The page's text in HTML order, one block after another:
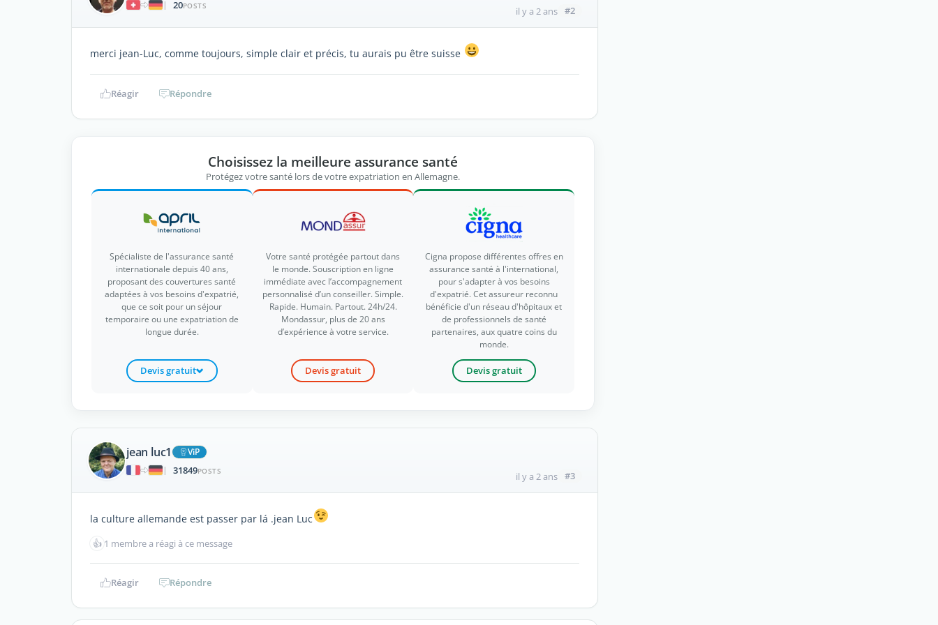
|
20POSTS il y a 2 ans #2
merci jean-Luc, comme toujours, simple clair et précis, tu aurais pu être suisse
Réagir Répondre
Choisissez la meilleure assurance santé
Protégez votre santé lors de votre expatriation en Allemagne.
Spécialiste de l'assurance santé
internationale depuis 40 ans,
proposant des couvertures santé
adaptées à vos besoins d'expatrié,
que ce soit pour un séjour
temporaire ou une expatriation de
longue durée.
Devis gratuit
Votre santé protégée partout dans
le monde. Souscription en ligne
immédiate avec l’accompagnement
personnalisé d’un conseiller. Simple.
Rapide. Humain. Partout. 24h/24.
Mondassur, plus de 20 ans
d’expérience à votre service.
Devis gratuit
Cigna propose différentes offres en
assurance santé à l'international,
pour s'adapter à vos besoins
d'expatrié. Cet assureur reconnu
bénéficie d'un réseau d'hôpitaux et
de professionnels de santé
partenaires, aux quatre coins du
monde.
Devis gratuit
jean luc1
ViP
|
31849POSTS il y a 2 ans #3
la culture allemande est passer par lá .jean Luc
👍 1 membre a réagi à ce message
Réagir Répondre